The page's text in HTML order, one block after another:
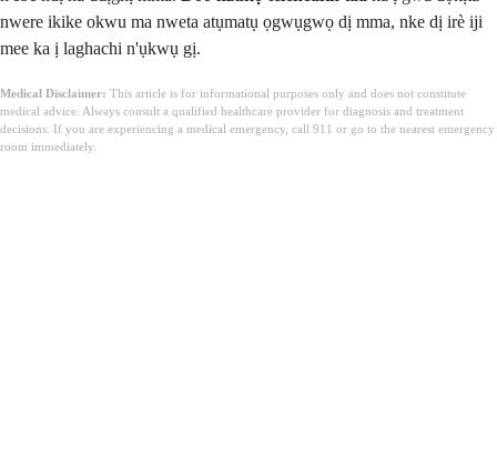
nwere ikike okwu ma nweta atụmatụ ọgwụgwọ dị mma, nke dị irè iji
mee ka ị laghachi n'ụkwụ gị.
Medical Disclaimer: This article is for informational purposes only and does not constitute
medical advice. Always consult a qualified healthcare provider for diagnosis and treatment
decisions. If you are experiencing a medical emergency, call 911 or go to the nearest emergency
room immediately.